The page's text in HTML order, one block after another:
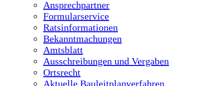
Ansprechpartner
Formularservice
Ratsinformationen
Bekanntmachungen
Amtsblatt
Ausschreibungen und Vergaben
Ortsrecht
Aktuelle Bauleitplanverfahren